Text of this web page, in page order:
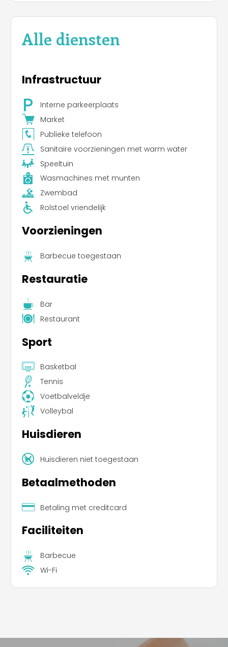
Alle diensten
Infrastructuur
Interne parkeerplaats
Market
Publieke telefoon
Sanitaire voorzieningen met warm water
Speeltuin
Wasmachines met munten
Zwembad
Rolstoel vriendelijk
Voorzieningen
Barbecue toegestaan
Restauratie
Bar
Restaurant
Sport
Basketbal
Tennis
Voetbalveldje
Volleybal
Huisdieren
Huisdieren niet toegestaan
Betaalmethoden
Betaling met creditcard
Faciliteiten
Barbecue
Wi-Fi